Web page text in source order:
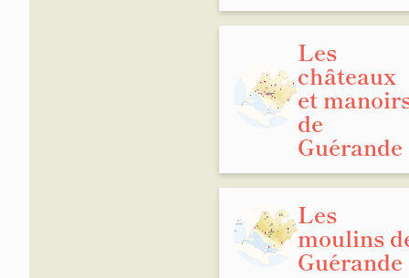
Les
châteaux
et
de
Guérande
Les
moulins
Guérande